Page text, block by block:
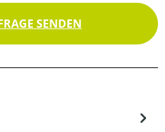
SENDEN